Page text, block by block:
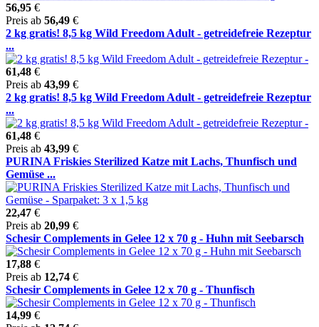
56,95 €
Preis ab 56,49 €
2 kg gratis! 8,5 kg Wild Freedom Adult - getreidefreie Rezeptur
...
61,48 €
Preis ab 43,99 €
2 kg gratis! 8,5 kg Wild Freedom Adult - getreidefreie Rezeptur
...
61,48 €
Preis ab 43,99 €
PURINA Friskies Sterilized Katze mit Lachs, Thunfisch und
Gemüse ...
22,47 €
Preis ab 20,99 €
Schesir Complements in Gelee 12 x 70 g - Huhn mit Seebarsch
17,88 €
Preis ab 12,74 €
Schesir Complements in Gelee 12 x 70 g - Thunfisch
14,99 €